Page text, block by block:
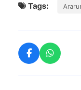
Tags: